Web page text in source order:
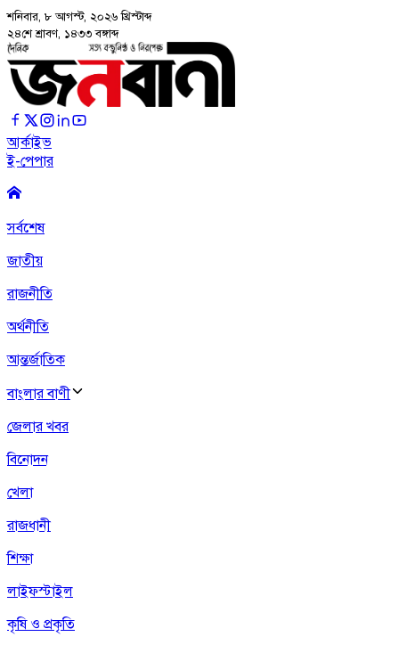
শনিবার, ৮ আগস্ট, ২০২৬ খ্রিস্টাব্দ
২৪শে শ্রাবণ, ১৪৩৩ বঙ্গাব্দ
আর্কাইভ
ই-পেপার
সর্বশেষ
জাতীয়
রাজনীতি
অর্থনীতি
আন্তর্জাতিক
বাংলার বাণী
জেলার খবর
বিনোদন
খেলা
রাজধানী
শিক্ষা
লাইফস্টাইল
কৃষি ও প্রকৃতি